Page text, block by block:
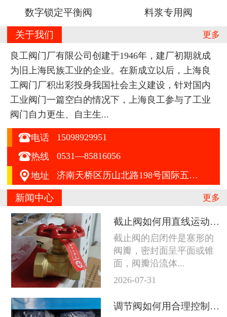
数字锁定平衡阀 料浆专用阀
更多
关于我们
良工阀门厂有限公司创建于1946年，建厂初期就成
为旧上海民族工业的企业。在新成立以后，上海良
工阀门厂积出彩投身我国社会主义建设，针对国内
工业阀门一篇空白的情况下，上海良工参与了工业
阀门自力更生、自主生...
电话 15098929951
热线 0531—85816056
地址 济南天桥区历山北路198号国际五金机电城A区412号
更多
新闻中心
截止阀如何用直线运动征服严苛工况
截止阀的启闭件是塞形的
阀瓣，密封面呈平面或锥
面，阀瓣沿流体...
2026-07-31
调节阀如何用合理控制征服苛刻工况